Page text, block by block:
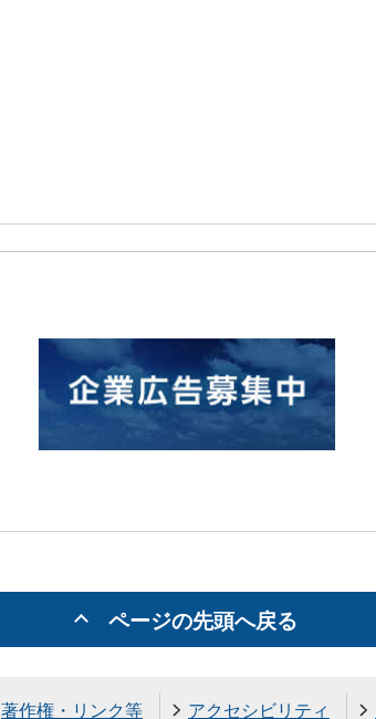
ページの先頭へ戻る
著作権・リンク等 アクセシビリティ